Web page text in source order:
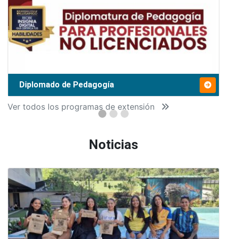
Diplomado de Pedagogía
Ver todos los programas de extensión
Noticias